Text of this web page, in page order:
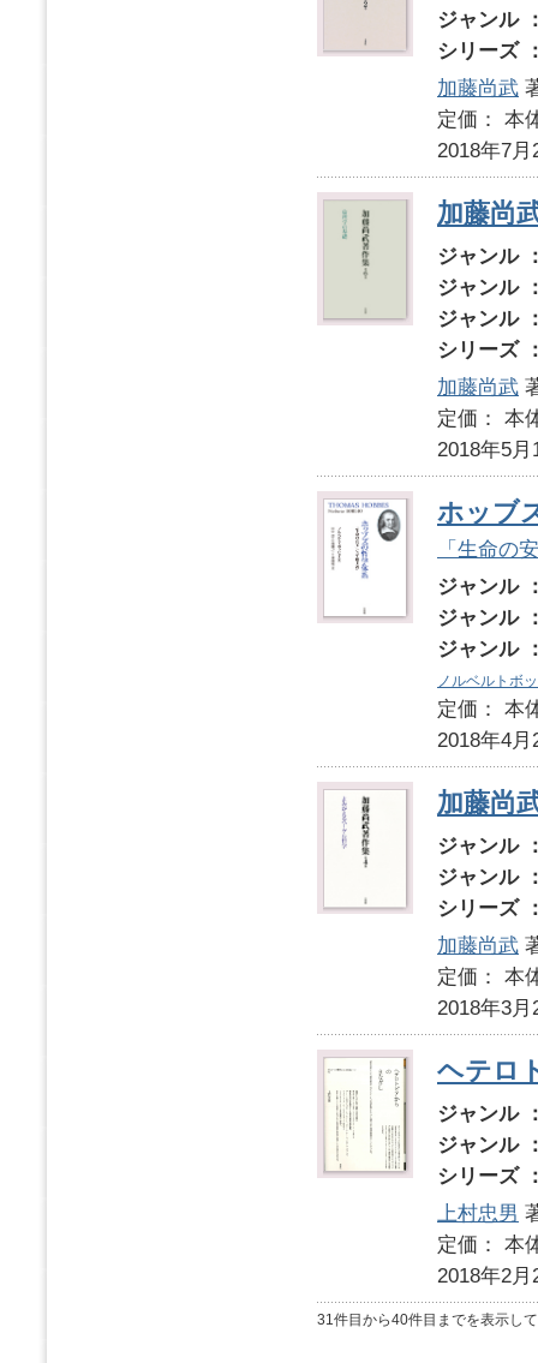
ジャンル
シリーズ
加藤尚武
定価：
2018年7月
加藤尚
ジャンル
ジャンル
ジャンル
シリーズ
加藤尚武
定価：
2018年5月
ホッブ
「生命の
ジャンル
ジャンル
ジャンル
ノルベルトボ
定価：
2018年4月
加藤尚
ジャンル
ジャンル
シリーズ
加藤尚武
定価：
2018年3月
ヘテロ
ジャンル
ジャンル
シリーズ
上村忠男
定価：
2018年2月
31件目から40件目までを表示し